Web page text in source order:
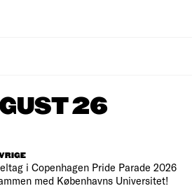
26
i Copenhagen Pride Parade 2026
med Københavns Universitet!